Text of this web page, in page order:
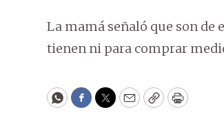
La mamá señaló que son de
tienen ni para comprar
WhatsApp
Facebook
Twitter
EmailCopyPrint